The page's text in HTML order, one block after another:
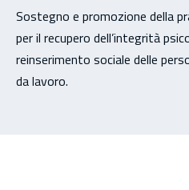
Sostegno e promozione della
per il recupero dell’integrità
reinserimento sociale delle
da lavoro.